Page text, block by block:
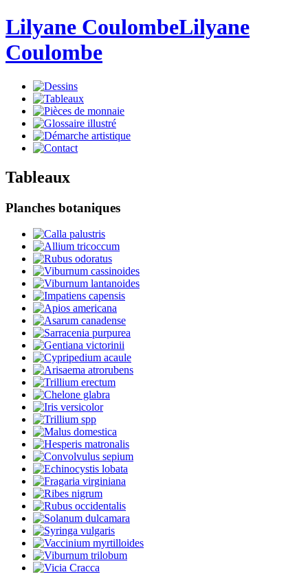
Lilyane CoulombeLilyane
Coulombe
Tableaux
Planches botaniques